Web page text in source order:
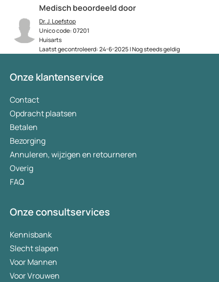
Medisch beoordeeld door
Dr. J. Loefstop
Unico code: 07201
Huisarts
Laatst gecontroleerd: 24-6-2025 | Nog steeds geldig
Onze klantenservice
Contact
Opdracht plaatsen
Betalen
Bezorging
Annuleren, wijzigen en retourneren
Overig
FAQ
Onze consultservices
Kennisbank
Slecht slapen
Voor Mannen
Voor Vrouwen